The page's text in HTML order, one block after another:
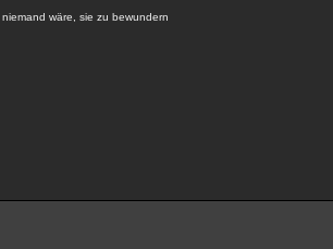
wäre, sie zu bewundern